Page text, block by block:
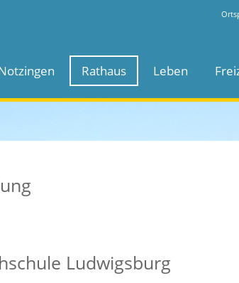
Rathaus Leben
Ludwigsburg